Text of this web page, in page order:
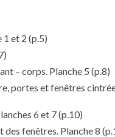
1 et 2 (p.5)
– corps. Planche 5 (p.8)
portes et fenêtres
6 et 7(p.10)
des fenêtres. Planche 8